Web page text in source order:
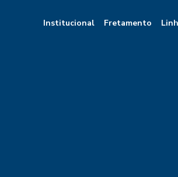
Institucional Fretamento